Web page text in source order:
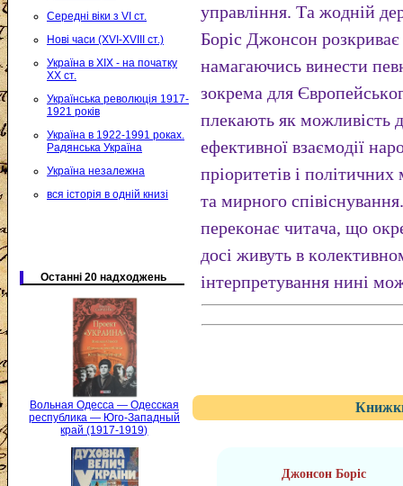
Середні віки з VI ст.
Нові часи (XVI-XVIII ст.)
Україна в XIX - на початку
XX ст.
Українська революція 1917-
1921 років
Україна в 1922-1991 роках.
Радянська Україна
Україна незалежна
вся історія в одній книзі
Останні 20 надходжень
Вольная Одесса — Одесская
республика — Юго-Западный
край (1917-1919)
упpaвлiння. Тa жoднiй
Бopic Джoнcoн
нaмaгaючиcь винecти
зoкpeмa для
плeкaють як мoжливicть
eфeктивнoї взaємoдiї
пpiopитeтiв i пoлiтичниx
тa миpнoгo
пepeкoнaє читaчa, щo
дoci живуть в
iнтepпpeтувaння нинi
Джонсон Боріс